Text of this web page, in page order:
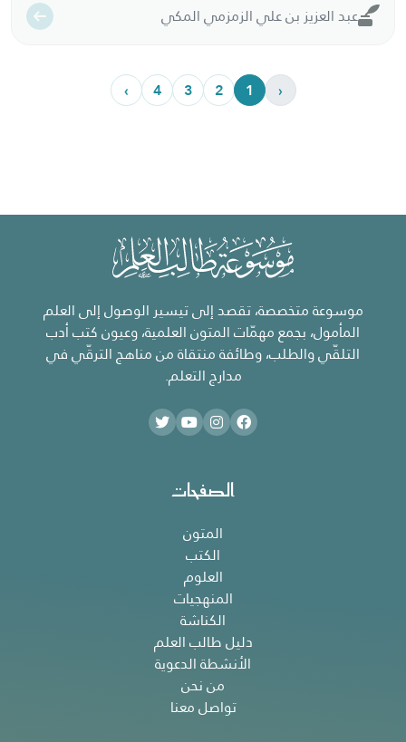
عبد العزيز بن علي الزمزمي المكي
‹
1
2
3
4
›
موسوعة متخصصة، تقصد إلى تيسير الوصول إلى العلم
المأمول، بجمع مهمّات المتون العلمية، وعيون كتب أدب
التلقّي والطلب، وطائفة منتقاة من مناهج الترقّي في
مدارج التعلم.
الصفحات
المتون
الكتب
العلوم
المنهجيات
الكناشة
دليل طالب العلم
الأنشطة الدعوية
من نحن
تواصل معنا